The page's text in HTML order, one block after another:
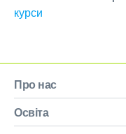
курси
Про нас
Освіта